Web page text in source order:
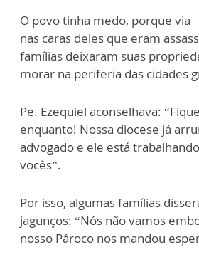
O povo tinha medo, porque via
nas caras deles que eram
famílias deixaram suas propr
morar na periferia das cidades
Pe. Ezequiel aconselhava:
enquanto! Nossa diocese já
advogado e ele está trabalhan
vocês”.
Por isso, algumas famílias
jagunços: “Nós nãovamos
nosso Pároco nos mandou